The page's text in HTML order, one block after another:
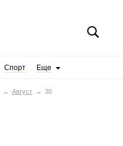
Спорт Еще
Август 30